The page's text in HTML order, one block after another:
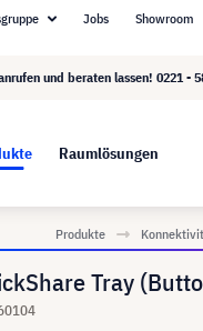
Jobs Showroom
und beraten lassen! 0221 -
Raumlösungen
Produkte
Tray